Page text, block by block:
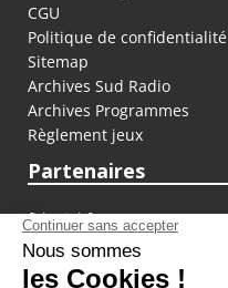
CGU
Politique de confidentialité
Sitemap
Archives Sud Radio
Archives Programmes
Règlement jeux
Partenaires
fiducial.fr
lyoncapitale.fr
olympique-et-lyonnais.com